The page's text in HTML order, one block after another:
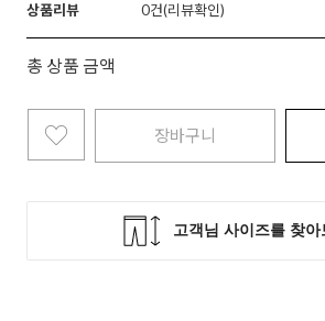
상품리뷰 0
총 상품 금액
장바구니